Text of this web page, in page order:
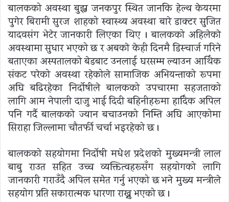
बालकको अवस्था बुझ्न जनकपुर स्थित जानकि हेल्थ केयरमा
पुगेर बिरामी सुरज शाहको स्वास्थ्य अवस्था बारे डाक्टर सुजित
यादवसंग भेटेर जानकारी लिएका थिए । बालकको अहिलेकाे
अवस्थामा सुधार भएको छ र अबकाे केही दिनमै डिस्चार्ज गरिने
बताएका अस्पतालको बेडबाट उनलाई घरसम्म ल्याउन आर्थिक
संकट परेको अवस्था रहेकोले सामाजिक अभियन्ताको रूपमा
अघि बढिरहेका निर्दोषीले बालकको उपचारमा सहजताको
लागि आम नेपाली दाजु भाई दिदी बहिनीहरूमा हार्दिक अपिल
पनि गर्दै बालकको ज्यान बचाउनको निम्ति अघि आएकोमा
सिराहा जिल्लामा चौतर्फी चर्चा भइरहेको छ ।
बालकको सहयोगमा निर्दोषी मधेश प्रदेशको मुख्यमन्त्री लाल
बाबु राउत सहित उच्च व्यक्तित्वहरूसँग सहयोगको लागि
जानकारी गराउँदै अपिल समेत गर्नु भएको छ भने मुख्य मन्त्रीले
सहयोग प्रति सकारात्मक धारणा राख्नु भएको छ ।